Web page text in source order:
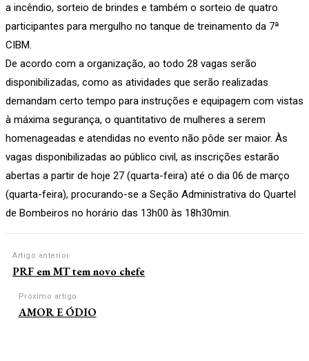
a incêndio, sorteio de brindes e também o sorteio de quatro
participantes para mergulho no tanque de treinamento da 7ª
CIBM.
De acordo com a organização, ao todo 28 vagas serão
disponibilizadas, como as atividades que serão realizadas
demandam certo tempo para instruções e equipagem com vistas
à máxima segurança, o quantitativo de mulheres a serem
homenageadas e atendidas no evento não pôde ser maior. Às
vagas disponibilizadas ao público civil, as inscrições estarão
abertas a partir de hoje 27 (quarta-feira) até o dia 06 de março
(quarta-feira), procurando-se a Seção Administrativa do Quartel
de Bombeiros no horário das 13h00 às 18h30min.
Artigo anterior
PRF em MT tem novo chefe
Próximo artigo
AMOR E ÓDIO